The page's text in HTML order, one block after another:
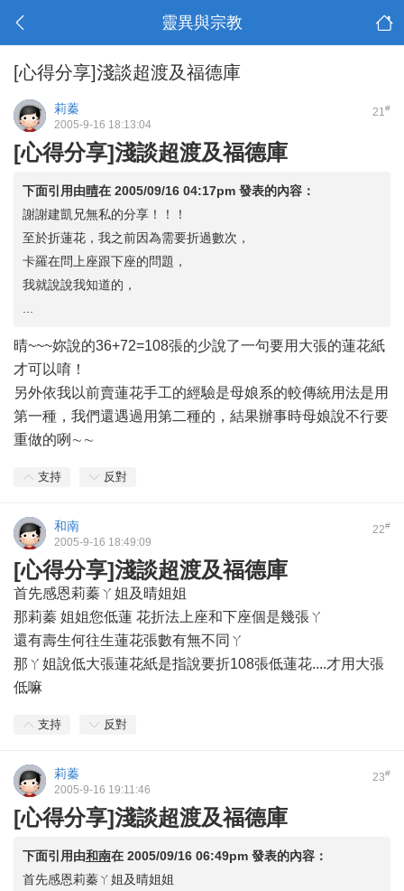
靈異與宗教
[心得分享]淺談超渡及福德庫
21#
莉蓁
2005-9-16 18:13:04
[心得分享]淺談超渡及福德庫
下面引用由晴在 2005/09/16 04:17pm 發表的內容：
謝謝建凱兄無私的分享！！！
至於折蓮花，我之前因為需要折過數次，
卡羅在問上座跟下座的問題，
我就說說我知道的，
晴~~~妳說的36+72=108張的少說了一句要用大張的蓮花紙
才可以唷！
另外依我以前賣蓮花手工的經驗是母娘系的較傳統用法是用
第一種，我們還遇過用第二種的，結果辦事時母娘說不行要
重做的咧∼∼
支持 反對
22#
和南
2005-9-16 18:49:09
[心得分享]淺談超渡及福德庫
首先感恩莉蓁ㄚ姐及晴姐姐
那莉蓁 姐姐您低蓮 花折法上座和下座個是幾張ㄚ
還有壽生何往生蓮花張數有無不同ㄚ
那ㄚ姐說低大張蓮花紙是指說要折108張低蓮花....才用大張
低嘛
支持 反對
23#
莉蓁
2005-9-16 19:11:46
[心得分享]淺談超渡及福德庫
下面引用由和南在 2005/09/16 06:49pm 發表的內容：
首先感恩莉蓁ㄚ姐及晴姐姐